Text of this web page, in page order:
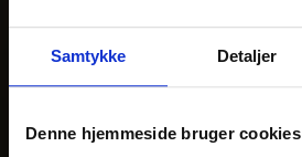
Samtykke Detaljer
Denne hjemmeside bruger cookies